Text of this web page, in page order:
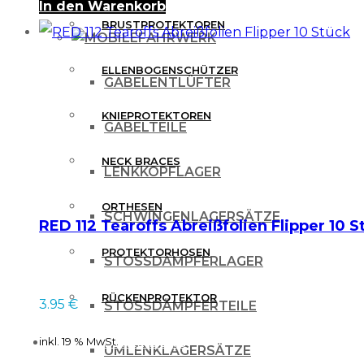
FAHRWERK
GABELENTLÜFTER
GABELTEILE
LENKKOPFLAGER
SCHWINGENLAGERSÄTZE
STOSSDÄMPFERLAGER
STOSSDÄMPFERTEILE
UMLENKLAGERSÄTZE
BRUSTPROTEKTOREN
ELLENBOGENSCHÜTZER
KNIEPROTEKTOREN
NECK BRACES
ORTHESEN
PROTEKTORHOSEN
RÜCKENPROTEKTOR
FREIZEITBEKLEIDUNG
In den Warenkorb
RED 112 Tearoffs Abreißfolien Flipper 10
3.95 €
inkl. 19 % MwSt.